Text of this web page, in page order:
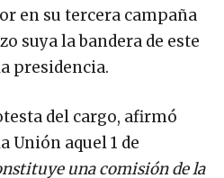
en su tercera campaña
suya la bandera de este
presidencia.
del cargo, afirmó
Unión aquel 1 de
una comisión de la